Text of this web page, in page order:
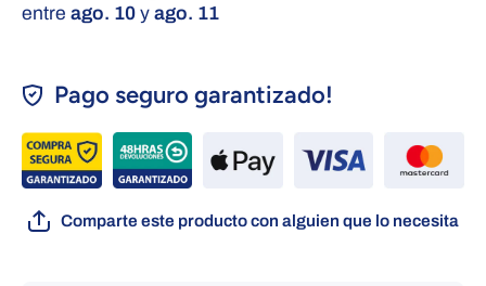
entre ago. 10 y ago. 11
Pago seguro garantizado!
Comparte este producto con alguien que lo necesita